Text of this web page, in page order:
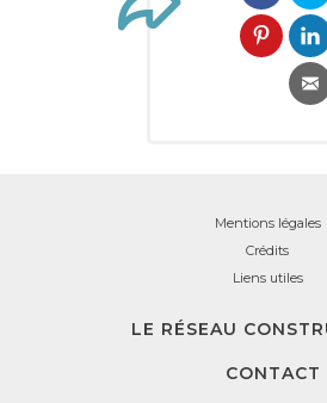
Mentions légales
Crédits
Liens utiles
LE RÉSEAU
CONTACT